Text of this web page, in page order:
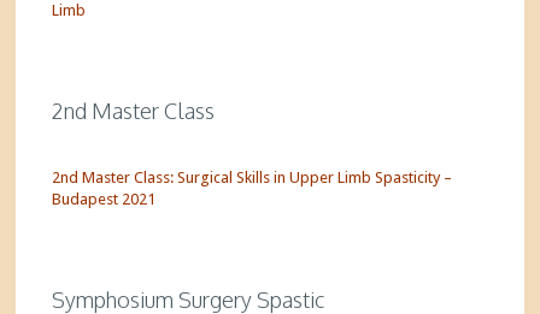
Limb
2nd Master Class
2nd Master Class: Surgical Skills in Upper Limb Spasticity –
Budapest 2021
Symphosium Surgery Spastic